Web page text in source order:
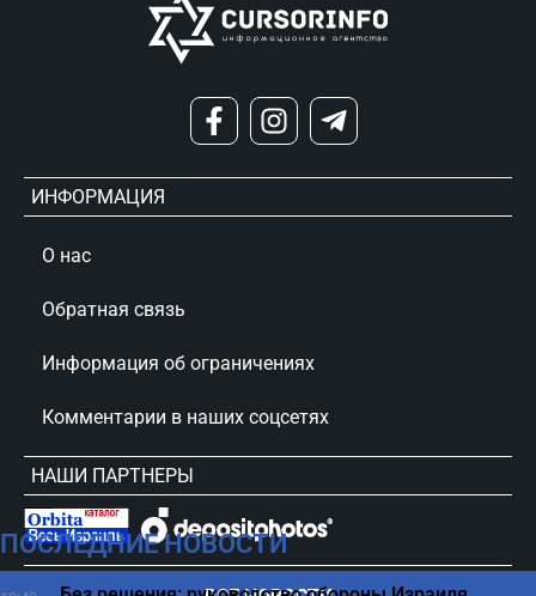
ПОСЛЕДНИЕ НОВОСТИ
ИНФОРМАЦИЯ
О нас
Обратная связь
Информация об ограничениях
Комментарии в наших соцсетях
НАШИ ПАРТНЕРЫ